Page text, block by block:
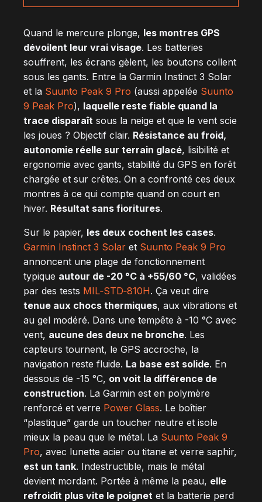
Quand le mercure plonge, les montres GPS
dévoilent leur vrai visage. Les batteries
souffrent, les écrans gèlent, les boutons collent
sous les gants. Entre la Garmin Instinct 3 Solar
et la Suunto Peak 9 Pro (aussi appelée Suunto
9 Peak Pro), laquelle reste fiable quand la
trace disparaît sous la neige et que le vent scie
les joues ? Objectif clair. Résistance au froid,
autonomie réelle sur terrain glacé, lisibilité et
ergonomie avec gants, stabilité du GPS en forêt
chargée et sur crêtes. On a confronté ces deux
montres à ce qui compte quand on court en
hiver. Résultat sans fioritures.
Sur le papier, les deux cochent les cases.
Garmin Instinct 3 Solar et Suunto Peak 9 Pro
annoncent une plage de fonctionnement
typique autour de -20 °C à +55/60 °C, validées
par des tests MIL‑STD‑810H. Ça veut dire
tenue aux chocs thermiques, aux vibrations et
au gel modéré. Dans une tempête à -10 °C avec
vent, aucune des deux ne bronche. Les
capteurs tournent, le GPS accroche, la
navigation reste fluide. La base est solide. En
dessous de -15 °C, on voit la différence de
construction. La Garmin est en polymère
renforcé et verre Power Glass. Le boîtier
“plastique” garde un toucher neutre et isole
mieux la peau que le métal. La Suunto Peak 9
Pro, avec lunette acier ou titane et verre saphir,
est un tank. Indestructible, mais le métal
devient mordant. Portée à même la peau, elle
refroidit plus vite le poignet et la batterie perd